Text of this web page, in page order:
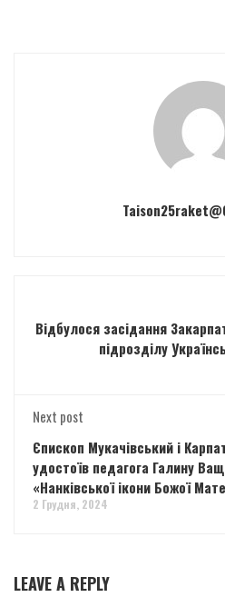
Відбулося засідання
підрозділу
Next post
Єпископ Мукачівський і
удостоїв педагога Галину
«Нанківської ікони Божої
2 Грудня, 2024
LEAVE A REPLY